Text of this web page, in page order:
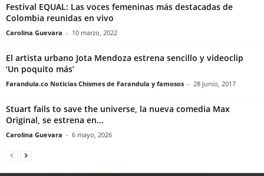
Festival EQUAL: Las voces femeninas más destacadas de
Colombia reunidas en vivo
Carolina Guevara - 10 marzo, 2022
El artista urbano Jota Mendoza estrena sencillo y videoclip
‘Un poquito más’
Farandula.co Noticias Chismes de Farandula y famosos - 28 junio, 2017
Stuart fails to save the universe, la nueva comedia Max
Original, se estrena en...
Carolina Guevara - 6 mayo, 2026